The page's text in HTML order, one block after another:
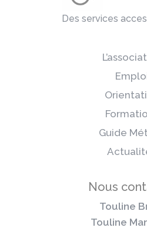
Des services
Guide
Nous
Touline
Touline